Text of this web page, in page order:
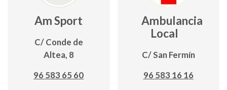
Am Sport
C/ Conde de
Altea, 8
96 583 65 60
Ambulancia
Local
C/ San Fermín
96 583 16 16